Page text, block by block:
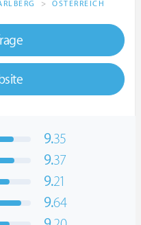
> ÖSTERREICH
9.35
9.37
9.21
9.64